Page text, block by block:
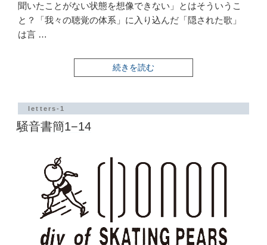
聞いたことがない状態を想像できない」とはそういうこ
と？「我々の聴覚の体系」に入り込んだ「隠された歌」
は言 …
“騒
音
の
続きを読む
letters-1
騒音書簡1−14